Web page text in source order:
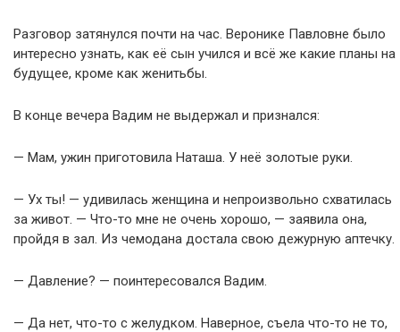
Разговор затянулся почти на час. Веронике Павловне было
интересно узнать, как её сын учился и всё же какие планы на
будущее, кроме как женитьбы.
В конце вечера Вадим не выдержал и признался:
— Мам, ужин приготовила Наташа. У неё золотые руки.
— Ух ты! — удивилась женщина и непроизвольно схватилась
за живот. — Что-то мне не очень хорошо, — заявила она,
пройдя в зал. Из чемодана достала свою дежурную аптечку.
— Давление? — поинтересовался Вадим.
— Да нет, что-то с желудком. Наверное, съела что-то не то,